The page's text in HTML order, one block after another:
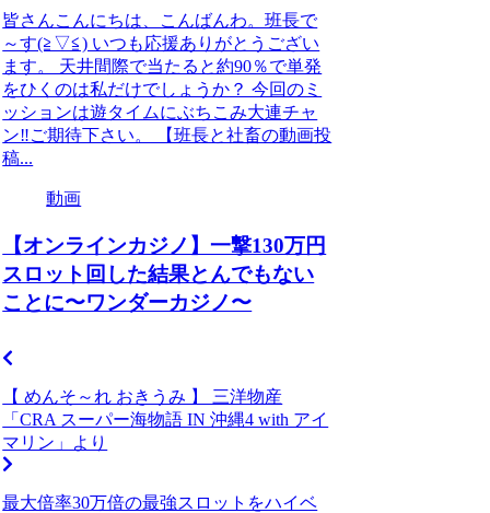
皆さんこんにちは、こんばんわ。班長で
～す(≧▽≦) いつも応援ありがとうござい
ます。 天井間際で当たると約90％で単発
をひくのは私だけでしょうか？ 今回のミ
ッションは遊タイムにぶちこみ大連チャ
ン‼ご期待下さい。 【班長と社畜の動画投
稿...
動画
【オンラインカジノ】一撃130万円
スロット回した結果とんでもない
ことに〜ワンダーカジノ〜
【 めんそ～れ おきうみ 】 三洋物産
「CRA スーパー海物語 IN 沖縄4 with アイ
マリン」より
最大倍率30万倍の最強スロットをハイベ